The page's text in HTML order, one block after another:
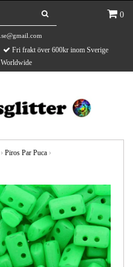
0
Fri frakt över 600kr inom Sverige
› Piros Par Puca ›